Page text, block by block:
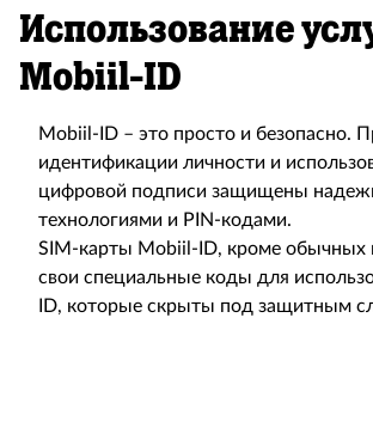
Использование
Mobiil-ID
Mobiil-ID – это просто и безопасно.
идентификации личности и
цифровой подписи защищены
технологиями и PIN-кодами.
SIM-карты Mobiil-ID, кроме обычных
свои специальные коды для
ID, которые скрыты под защитным